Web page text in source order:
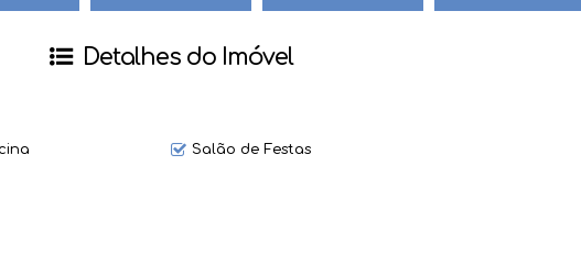
Detalhes do Imóvel
Salão de Festas